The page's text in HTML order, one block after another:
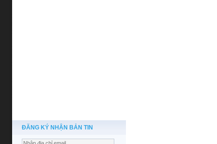
ĐĂNG KÝ NHẬN BẢN TIN